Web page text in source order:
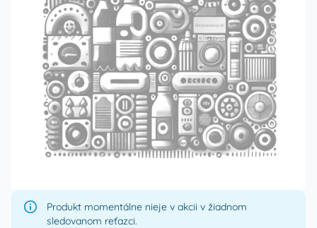
Produkt momentálne nieje v akcii v žiadnom
sledovanom reťazci.